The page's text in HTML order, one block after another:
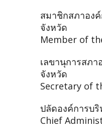
สมาชิกสภาอง
จังหวัด
Member of
เลขานุการสภ
จังหวัด
Secretary of
ปลัดองค์การบ
Chief